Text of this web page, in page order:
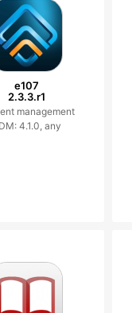
e107
2.3.3.r1
management
4.1.0, any